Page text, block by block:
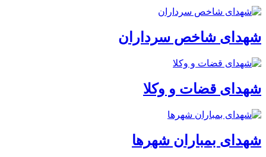
شهدای شاخص سرداران
شهدای قضات و وکلا
شهدای بمباران شهرها